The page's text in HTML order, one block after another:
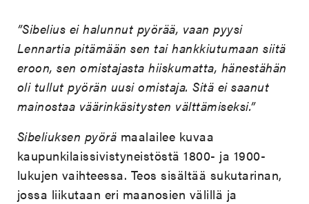
”Sibelius ei halunnut pyörää, vaan pyysi
Lennartia pitämään sen tai hankkiutumaan siitä
eroon, sen omistajasta hiiskumatta, hänestähän
oli tullut pyörän uusi omistaja. Sitä ei saanut
mainostaa väärinkäsitysten välttämiseksi.”
Sibeliuksen pyörä maalailee kuvaa
kaupunkilaissivistyneistöstä 1800- ja 1900-
lukujen vaihteessa. Teos sisältää sukutarinan,
jossa liikutaan eri maanosien välillä ja